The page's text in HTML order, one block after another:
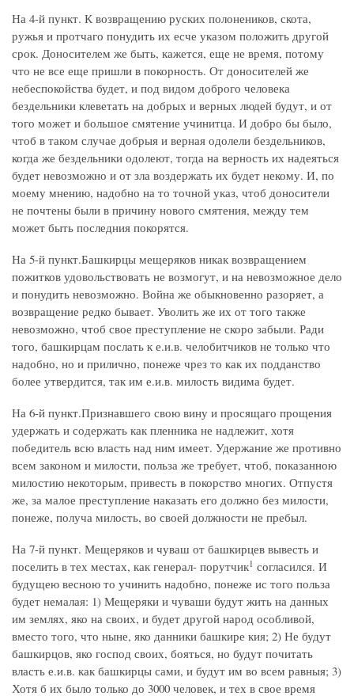
На 4-й пункт. К возвращению руских полонеников, скота,
ружья и протчаго понудить их есче указом положить другой
срок. Доносителем же быть, кажется, еще не время, потому
что не все еще пришли в покорность. От доносителей же
небеспокойства будет, и под видом доброго человека
бездельники клеветать на добрых и верных людей будут, и от
того может и большое смятение учинитца. И добро бы было,
чтоб в таком случае добрыя и верная одолели бездельников,
когда же бездельники одолеют, тогда на верность их надеяться
будет невозможно и от зла воздержать их будет некому. И, по
моему мнению, надобно на то точной указ, чтоб доносители
не почтены были в причину нового смятения, между тем
может быть последния покорятся.
На 5-й пункт.Башкирцы мещеряков никак возвращением
пожитков удовольствовать не возмогут, и на невозможное дело
и понудить невозможно. Война же обыкновенно разоряет, а
возвращение редко бывает. Уволить же их от того также
невозможно, чтоб свое преступление не скоро забыли. Ради
того, башкирцам послать к е.и.в. челобитчиков не только что
надобно, но и прилично, понеже чрез то как их подданство
более утвердится, так им е.и.в. милость видима будет.
На 6-й пункт.Признавшего свою вину и просящаго прощения
удержать и содержать как пленника не надлежит, хотя
победитель всю власть над ним имеет. Удержание же противно
всем законом и милости, польза же требует, чтоб, показанною
милостию некоторым, привесть в покорство многих. Отпустя
же, за малое преступление наказать его должно без милости,
понеже, получа милость, во своей должности не пребыл.
На 7-й пункт. Мещеряков и чуваш от башкирцев вывесть и
поселить в тех местах, как генерал- порутчик1 согласился. И
будущею весною то учинить надобно, понеже ис того польза
будет немалая: 1) Мещеряки и чуваши будут жить на данных
им землях, яко на своих, и будет другой народ особливой,
вместо того, что ныне, яко данники башкире кия; 2) Не будут
башкирцов, яко господ своих, бояться, но будут почитать
власть е.и.в. как башкирцы сами, и будут им во всем равныя; 3)
Хотя б их было только до 3000 человек, и тех в свое время